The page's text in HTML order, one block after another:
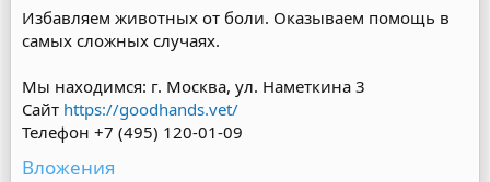
Избавляем животных от боли. Оказываем помощь в
самых сложных случаях.
Мы находимся: г. Москва, ул. Наметкина 3
Сайт https://goodhands.vet/
Телефон +7 (495) 120-01-09
Вложения